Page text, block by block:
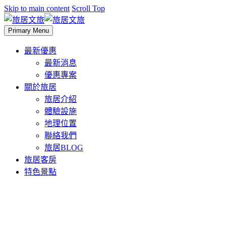
Skip to main content Scroll Top
Primary Menu
最新優惠
最新消息
優惠專案
關於旅居
旅居介紹
體驗設施
地理位置
聯絡我們
旅居BLOG
旅居客房
特色景點